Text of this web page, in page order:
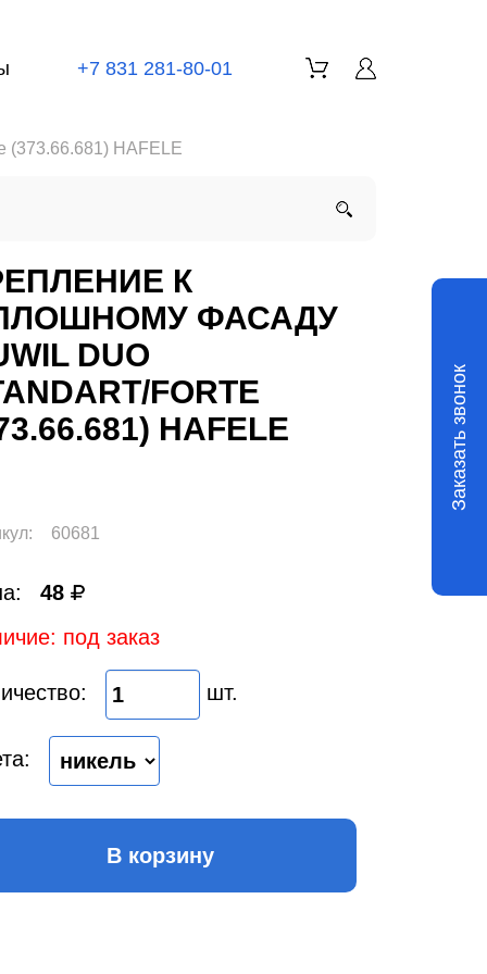
+7 831 281-80-01
(373.66.681) HAFELE
К
ФАСАДУ
DUO
FORTE
HAFELE
60681
48
под заказ
шт.
В корзину
Заказать звонок